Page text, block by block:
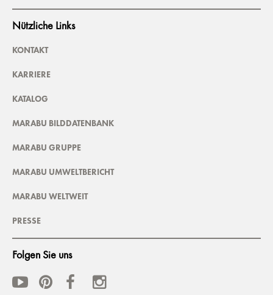
Nützliche Links
KONTAKT
KARRIERE
KATALOG
MARABU BILDDATENBANK
MARABU GRUPPE
MARABU UMWELTBERICHT
MARABU WELTWEIT
PRESSE
Folgen Sie uns